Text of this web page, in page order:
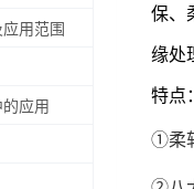
用范围
应用
保、
缘处
特点：
①柔